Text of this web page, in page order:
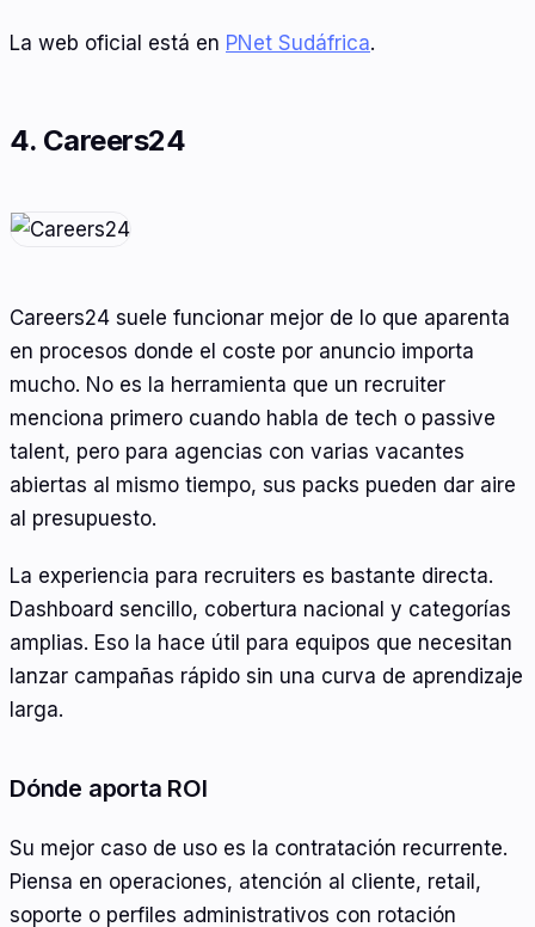
La web oficial está en PNet Sudáfrica.
4. Careers24
Careers24 suele funcionar mejor de lo que aparenta
en procesos donde el coste por anuncio importa
mucho. No es la herramienta que un recruiter
menciona primero cuando habla de tech o passive
talent, pero para agencias con varias vacantes
abiertas al mismo tiempo, sus packs pueden dar aire
al presupuesto.
La experiencia para recruiters es bastante directa.
Dashboard sencillo, cobertura nacional y categorías
amplias. Eso la hace útil para equipos que necesitan
lanzar campañas rápido sin una curva de aprendizaje
larga.
Dónde aporta ROI
Su mejor caso de uso es la contratación recurrente.
Piensa en operaciones, atención al cliente, retail,
soporte o perfiles administrativos con rotación